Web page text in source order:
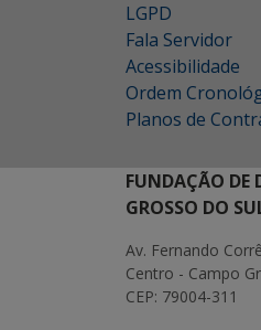
LGPD
Fala Servidor
Acessibilidade
Ordem
Planos de
FUNDAÇÃO DE
GROSSO DO
Av. Fernando
Centro - Campo
CEP: 79004-311